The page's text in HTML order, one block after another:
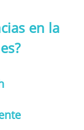
en la